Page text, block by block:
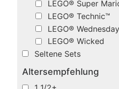
LEGO® Super
LEGO® Technic™
LEGO® Wednesday
LEGO® Wicked
Seltene Sets
Altersempfehlung